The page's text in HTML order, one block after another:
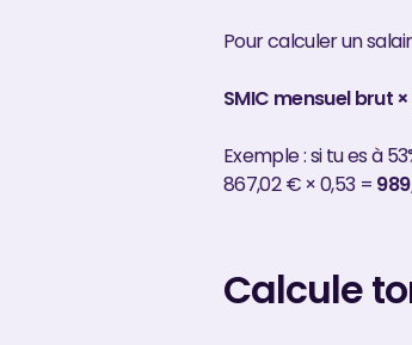
Pour calculer un
SMIC mensuel brut
Exemple : si tu es à
867,02 € × 0,53 =
Calcule